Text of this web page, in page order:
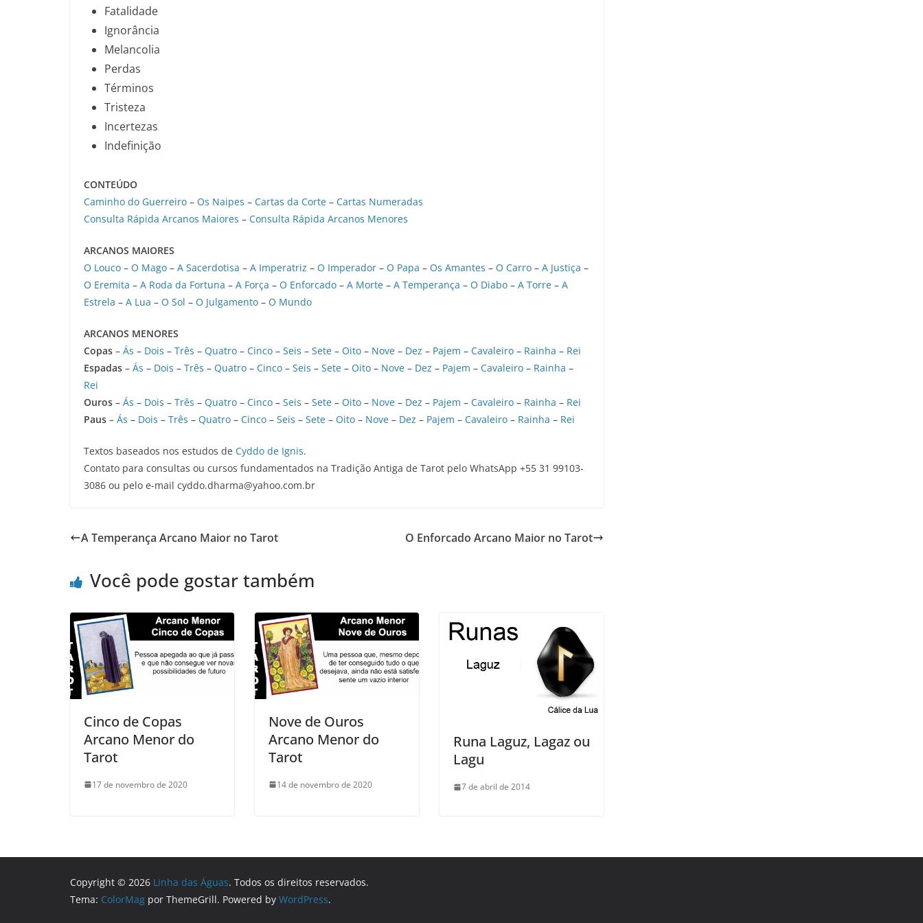
Fatalidade
Ignorância
Melancolia
Perdas
Términos
Tristeza
Incertezas
Indefinição
CONTEÚDO
Caminho do Guerreiro – Os Naipes – Cartas da Corte – Cartas Numeradas
Consulta Rápida Arcanos Maiores – Consulta Rápida Arcanos Menores
ARCANOS MAIORES
O Louco – O Mago – A Sacerdotisa – A Imperatriz – O Imperador – O Papa – Os Amantes – O Carro – A Justiça –
O Eremita – A Roda da Fortuna – A Força – O Enforcado – A Morte – A Temperança – O Diabo – A Torre – A
Estrela – A Lua – O Sol – O Julgamento – O Mundo
ARCANOS MENORES
Copas – Ás – Dois – Três – Quatro – Cinco – Seis – Sete – Oito – Nove – Dez – Pajem – Cavaleiro – Rainha – Rei
Espadas – Ás – Dois – Três – Quatro – Cinco – Seis – Sete – Oito – Nove – Dez – Pajem – Cavaleiro – Rainha –
Rei
Ouros – Ás – Dois – Três – Quatro – Cinco – Seis – Sete – Oito – Nove – Dez – Pajem – Cavaleiro – Rainha – Rei
Paus – Ás – Dois – Três – Quatro – Cinco – Seis – Sete – Oito – Nove – Dez – Pajem – Cavaleiro – Rainha – Rei
Textos baseados nos estudos de Cyddo de Ignis.
Contato para consultas ou cursos fundamentados na Tradição Antiga de Tarot pelo WhatsApp +55 31 99103-
3086 ou pelo e-mail cyddo.dharma@yahoo.com.br
A Temperança Arcano Maior no Tarot O Enforcado Arcano Maior no Tarot
Você pode gostar também
Cinco de Copas
Arcano Menor do
Tarot
17 de novembro de 2020
Nove de Ouros
Arcano Menor do
Tarot
14 de novembro de 2020
Runa Laguz, Lagaz ou
Lagu
7 de abril de 2014
Copyright © 2026 Linha das Águas. Todos os direitos reservados.
Tema: ColorMag por ThemeGrill. Powered by WordPress.